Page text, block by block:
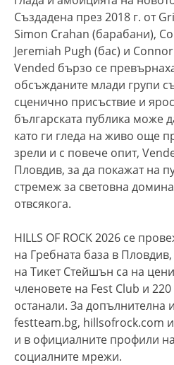
Създадена през 2018 г. от
Simon Crahan (барабани),
Jeremiah Pugh (бас) и
Vended бързо се
обсъжданите млади групи
сценично присъствие и
българската публика може
като ги гледа на живо още
зрели и с повече опит,
Пловдив, за да покажат на
стремеж за световна
отвсякога.
HILLS OF ROCK 2026 се
на Гребната база в
на Тикет Стейшън са на
членовете на Fest Club и
останали. За допълнителна
festteam.bg, hillsofrock.com
и в официалните профили
социалните мрежи.